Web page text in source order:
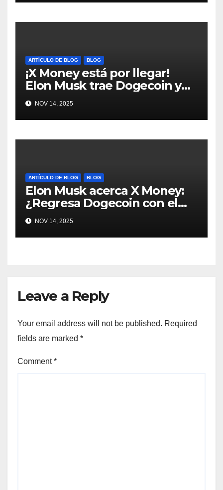
ARTÍCULO DE BLOG BLOG
¡X Money está por llegar!
Elon Musk trae Dogecoin y
más al mundo de pagos
#Crypto #Dogecoin
NOV 14, 2025
ARTÍCULO DE BLOG BLOG
Elon Musk acerca X Money:
¿Regresa Dogecoin con el
nuevo pago nativo? #Cripto
#Dogecoin
NOV 14, 2025
Leave a Reply
Your email address will not be published. Required
fields are marked *
Comment*